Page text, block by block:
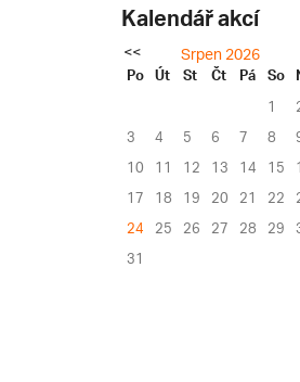
Kalendář akcí
<< Srpen 2026
Po Út St Čt Pá So
1
3
4 5 6 7 8
10 11 12 13 14 15
17 18 19 20 21 22
24 25 26 27 28 29
31